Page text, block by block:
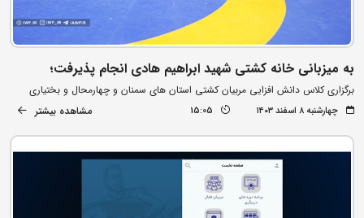
به میزبانی خانه کشتی شهید ابراهیم هادی انجام پذیرفت؛
برگزاری کلاس دانش افزایی مربیان کشتی استان های سمنان و چهارمحال و بختیاری
چهارشنبه ۸ اسفند ۱۴۰۳ 15:05 مشاهده بیشتر